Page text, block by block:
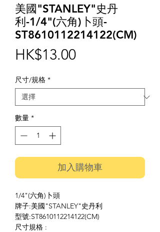
美國"STANLEY"史丹
利-1/4"(六角)卜頭-
ST8610112214122(CM)
HK$13.00價
尺寸/規格 *
數量 *
加入購物車
1/4"(六角)卜頭
牌子:美國"STANLEY"史丹利
型號:ST8610112214122(CM)
尺寸規格 :